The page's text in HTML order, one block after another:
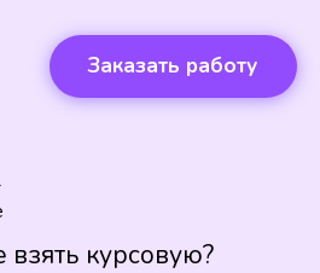
Заказать работу
взять курсовую?